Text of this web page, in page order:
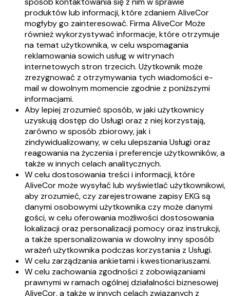
produktów lub informacji, które zdaniem AliveCor
mogłyby go zainteresować. Firma AliveCor Może
również wykorzystywać informacje, które otrzymuje
na temat użytkownika, w celu wspomagania
reklamowania sowich usług w witrynach
internetowych stron trzecich. Użytkownik może
zrezygnować z otrzymywania tych wiadomości e-
mail w dowolnym momencie zgodnie z poniższymi
informacjami.
Aby lepiej zrozumieć sposób, w jaki użytkownicy
uzyskują dostęp do Usługi oraz z niej korzystają,
zarówno w sposób zbiorowy, jak i
zindywidualizowany, w celu ulepszania Usługi oraz
reagowania na życzenia i preferencje użytkowników, a
także w innych celach analitycznych.
W celu dostosowania treści i informacji, które
AliveCor może wysyłać lub wyświetlać użytkownikowi,
aby zrozumieć, czy zarejestrowane zapisy EKG są
danymi osobowymi użytkownika czy może danymi
gości, w celu oferowania możliwości dostosowania
lokalizacji oraz personalizacji pomocy oraz instrukcji,
a także spersonalizowania w dowolny inny sposób
wrażeń użytkownika podczas korzystania z Usługi.
W celu zarządzania ankietami i kwestionariuszami.
W celu zachowania zgodności z zobowiązaniami
prawnymi w ramach ogólnej działalności biznesowej
AliveCor, a także w innych celach związanych z